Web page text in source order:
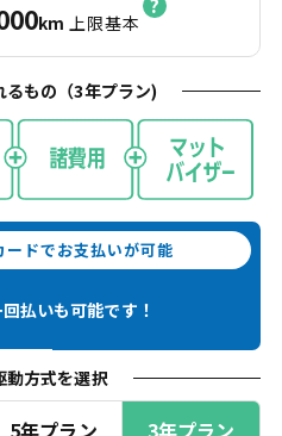
km 上限基本
るもの（3年プラン)
ドでお支払いが可能
払いも可能です！
動方式を選択